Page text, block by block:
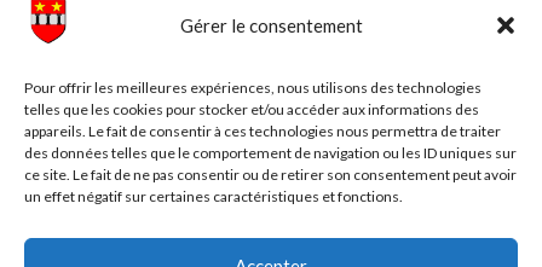
Gérer le consentement
Pour offrir les meilleures expériences, nous utilisons des technologies
telles que les cookies pour stocker et/ou accéder aux informations des
appareils. Le fait de consentir à ces technologies nous permettra de traiter
des données telles que le comportement de navigation ou les ID uniques sur
ce site. Le fait de ne pas consentir ou de retirer son consentement peut avoir
un effet négatif sur certaines caractéristiques et fonctions.
Les mercredis de 8 h 30 à 11 h 30 et de 13 h 00 à 17 h 00.
Les vendredis de 13 h 00 à 17 h 00
TAPEZ UN MOT POUR RECHERCHER DANS
TOUT LE SITE